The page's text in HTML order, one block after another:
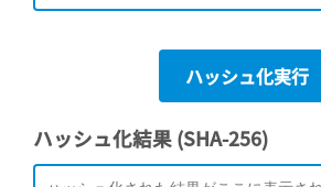
ハッシュ化実行
ハッシュ化結果 (SHA-256)